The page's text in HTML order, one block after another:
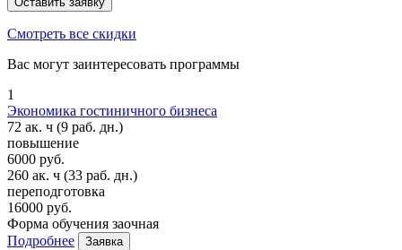
Смотреть все скидки
Вас могут заинтересовать программы
1
Экономика гостиничного бизнеса
72 ак. ч (9 раб. дн.)
повышение
6000 руб.
260 ак. ч (33 раб. дн.)
переподготовка
16000 руб.
Форма обучения заочная
Подробнее
Заявка